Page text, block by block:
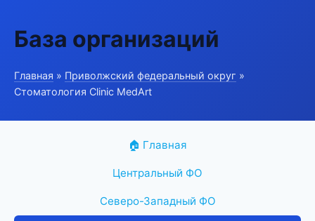
База организаций
Главная » Приволжский федеральный округ »
Стоматология Clinic MedArt
🏠 Главная
Центральный ФО
Северо-Западный ФО